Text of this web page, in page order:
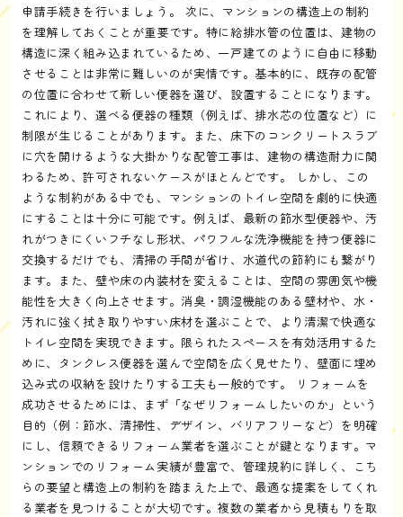
申請手続きを行いましょう。 次に、マンションの構造上の制約
を理解しておくことが重要です。特に給排水管の位置は、建物の
構造に深く組み込まれているため、一戸建てのように自由に移動
させることは非常に難しいのが実情です。基本的に、既存の配管
の位置に合わせて新しい便器を選び、設置することになります。
これにより、選べる便器の種類（例えば、排水芯の位置など）に
制限が生じることがあります。また、床下のコンクリートスラブ
に穴を開けるような大掛かりな配管工事は、建物の構造耐力に関
わるため、許可されないケースがほとんどです。 しかし、この
ような制約がある中でも、マンションのトイレ空間を劇的に快適
にすることは十分に可能です。例えば、最新の節水型便器や、汚
れがつきにくいフチなし形状、パワフルな洗浄機能を持つ便器に
交換するだけでも、清掃の手間が省け、水道代の節約にも繋がり
ます。また、壁や床の内装材を変えることは、空間の雰囲気や機
能性を大きく向上させます。消臭・調湿機能のある壁材や、水・
汚れに強く拭き取りやすい床材を選ぶことで、より清潔で快適な
トイレ空間を実現できます。限られたスペースを有効活用するた
めに、タンクレス便器を選んで空間を広く見せたり、壁面に埋め
込み式の収納を設けたりする工夫も一般的です。 リフォームを
成功させるためには、まず「なぜリフォームしたいのか」という
目的（例：節水、清掃性、デザイン、バリアフリーなど）を明確
にし、信頼できるリフォーム業者を選ぶことが鍵となります。マ
ンションでのリフォーム実績が豊富で、管理規約に詳しく、こち
らの要望と構造上の制約を踏まえた上で、最適な提案をしてくれ
る業者を見つけることが大切です。複数の業者から見積もりを取